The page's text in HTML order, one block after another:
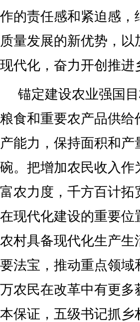
作的责任感和紧迫感
质量发展的新优势，
现代化，奋力开创推
锚定建设农业强国
粮食和重要农产品供
产能力，保持面积和
碗。把增加农民收入
富农力度，千方百计
在现代化建设的重要
农村具备现代化生产
要法宝，推动重点领
万农民在改革中有更
本保证，五级书记抓